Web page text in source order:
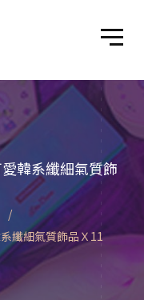
韓系纖細氣質飾
纖細氣質飾品Ｘ11